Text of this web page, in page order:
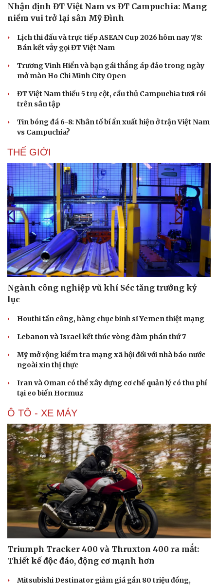
Du lịch
Săn Tour
check-in
Podcast
Cửa sổ tình yêu
Kể chuyện cho bé
Hạt giống tâm hồn
Nhận định ĐT Việt Nam vs ĐT Campuchia: Mang
niềm vui trở lại sân Mỹ Đình
Lịch thi đấu và trực tiếp ASEAN Cup 2026 hôm nay 7/8:
Bán kết vẫy gọi ĐT Việt Nam
Trương Vinh Hiển và bạn gái thắng áp đảo trong ngày
mở màn Ho Chi Minh City Open
ĐT Việt Nam thiếu 5 trụ cột, cầu thủ Campuchia tươi rói
trên sân tập
Tin bóng đá 6-8: Nhân tố bí ẩn xuất hiện ở trận Việt Nam
vs Campuchia?
THẾ GIỚI
Ngành công nghiệp vũ khí Séc tăng trưởng kỷ
lục
Houthi tấn công, hàng chục binh sĩ Yemen thiệt mạng
Lebanon và Israel kết thúc vòng đàm phán thứ 7
Mỹ mở rộng kiểm tra mạng xã hội đối với nhà báo nước
ngoài xin thị thực
Iran và Oman có thể xây dựng cơ chế quản lý có thu phí
tại eo biển Hormuz
Ô TÔ - XE MÁY
Triumph Tracker 400 và Thruxton 400 ra mắt:
Thiết kế độc đáo, động cơ mạnh hơn
Mitsubishi Destinator giảm giá gần 80 triệu đồng,